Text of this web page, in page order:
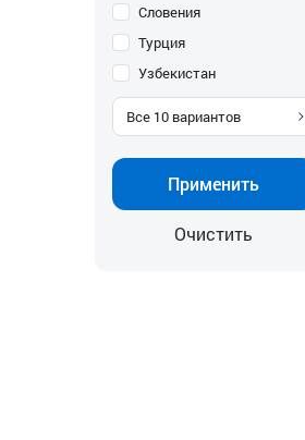
Словения
Турция
Узбекистан
Все 10 вариантов
Применить
Очистить